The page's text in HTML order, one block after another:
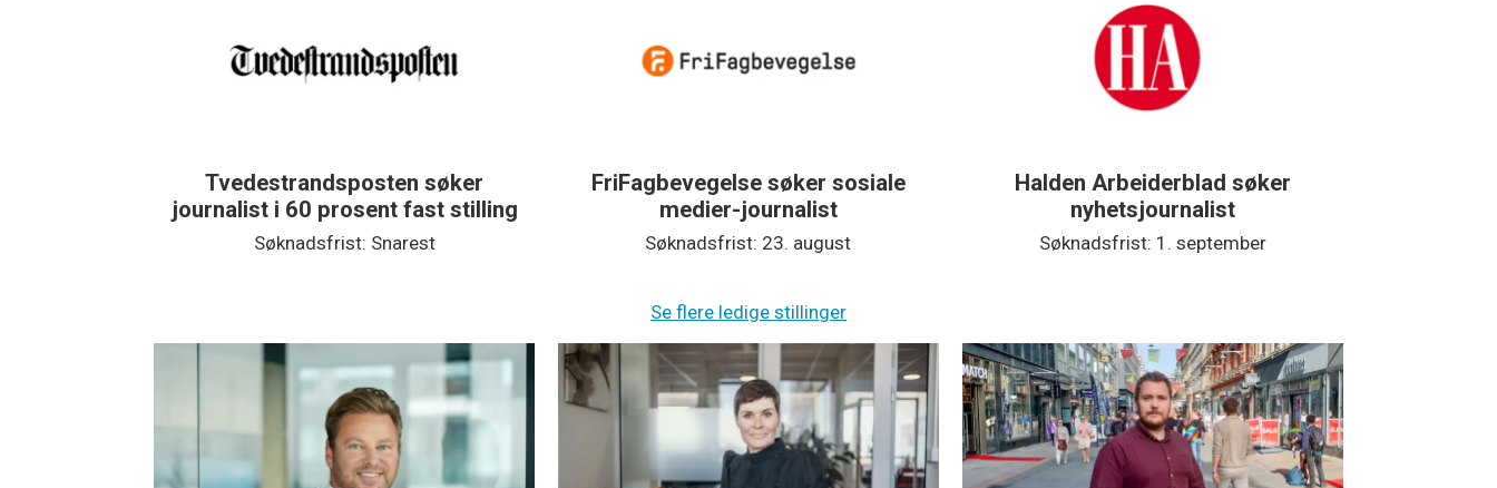
Tvedestrandsposten søker
journalist i 60 prosent fast stilling
Søknadsfrist: Snarest
FriFagbevegelse søker sosiale
medier-journalist
Søknadsfrist: 23. august
Halden Arbeiderblad søker
nyhetsjournalist
Søknadsfrist: 1. september
Se flere ledige stillinger